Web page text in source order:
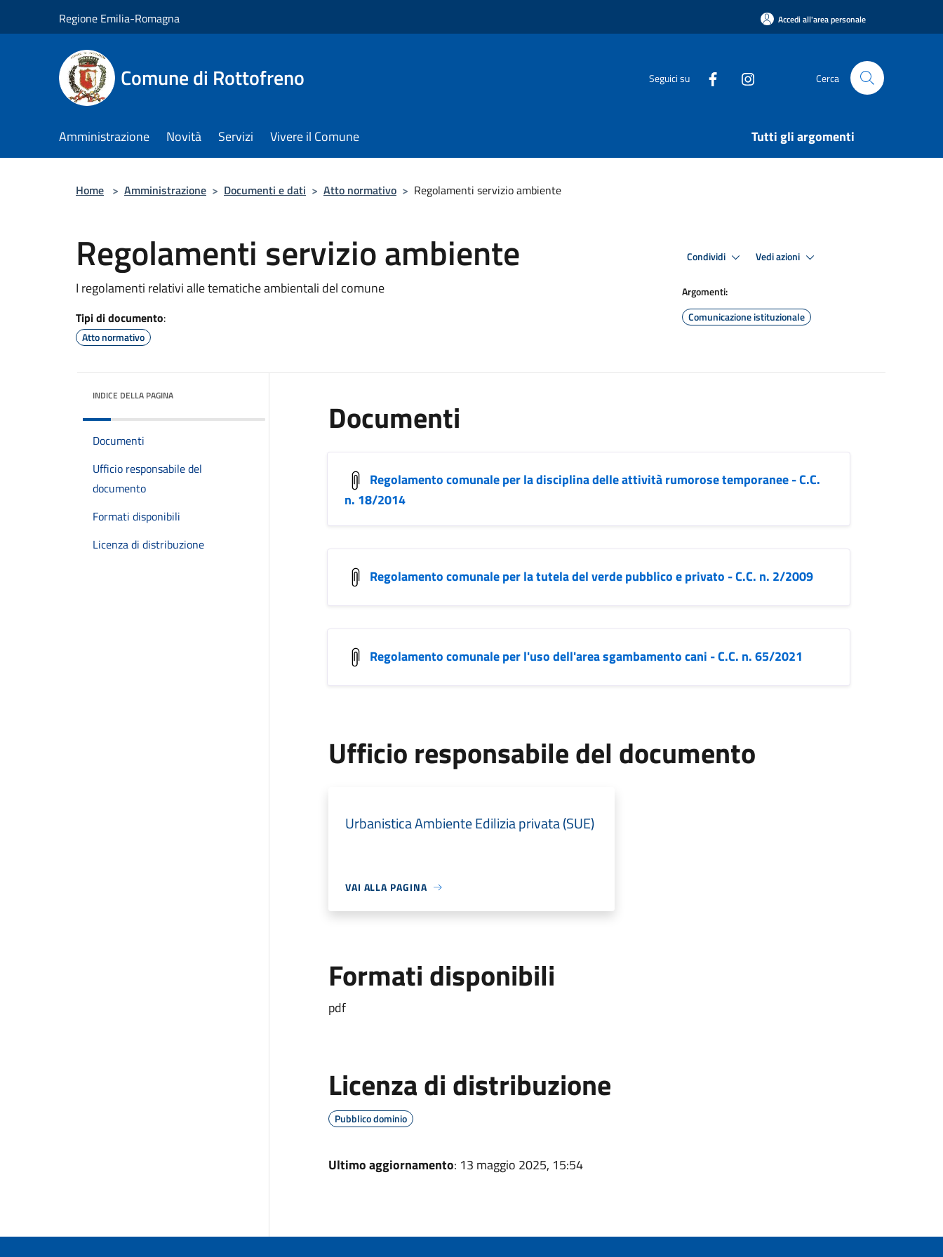
Regione Emilia-Romagna Accedi all'area personale
Comune di Rottofreno Seguici su Cerca
Amministrazione Novità Servizi Vivere il Comune Tutti gli argomenti
Home > Amministrazione > Documenti e dati > Atto normativo > Regolamenti servizio ambiente
Regolamenti servizio ambiente
I regolamenti relativi alle tematiche ambientali del comune
Tipi di documento:
Atto normativo
Condividi Vedi azioni
Argomenti:
Comunicazione istituzionale
INDICE DELLA PAGINA
Documenti
Ufficio responsabile del
documento
Formati disponibili
Licenza di distribuzione
Documenti
Regolamento comunale per la disciplina delle attività rumorose temporanee - C.C.
n. 18/2014
Regolamento comunale per la tutela del verde pubblico e privato - C.C. n. 2/2009
Regolamento comunale per l'uso dell'area sgambamento cani - C.C. n. 65/2021
Ufficio responsabile del documento
Urbanistica Ambiente Edilizia privata (SUE)
VAI ALLA PAGINA
Formati disponibili
pdf
Licenza di distribuzione
Pubblico dominio
Ultimo aggiornamento: 13 maggio 2025, 15:54